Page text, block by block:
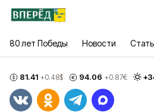
80 лет Победы Новости
81.41 +0.48$ 94.06 +0.87€ +